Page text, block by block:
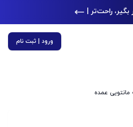
بگیر، را|
ورود | ثبت نام
مانتویی عمده